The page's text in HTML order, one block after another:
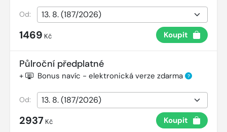
Od:
1469 Kč Koupit
Půlroční předplatné
+ Bonus navíc - elektronická verze zdarma ?
Od:
2937 Kč Koupit